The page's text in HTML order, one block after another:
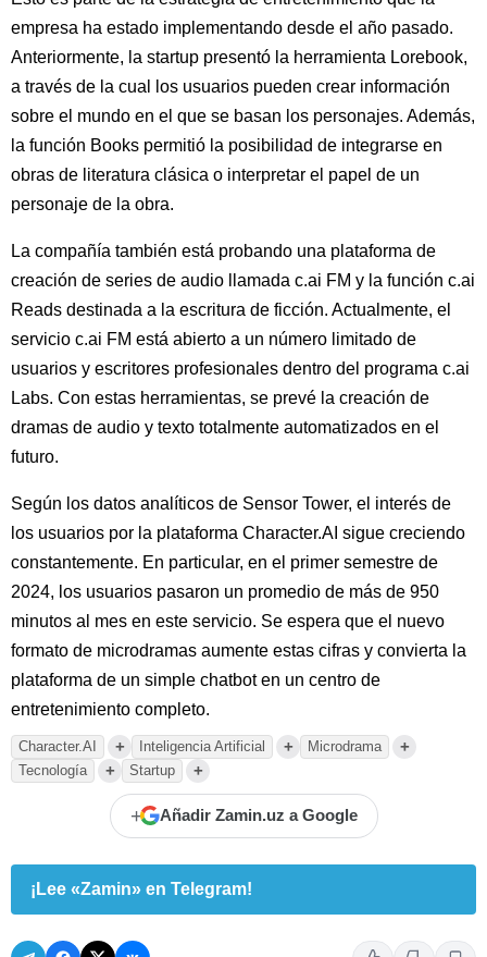
empresa ha estado implementando desde el año pasado.
Anteriormente, la startup presentó la herramienta Lorebook,
a través de la cual los usuarios pueden crear información
sobre el mundo en el que se basan los personajes. Además,
la función Books permitió la posibilidad de integrarse en
obras de literatura clásica o interpretar el papel de un
personaje de la obra.
La compañía también está probando una plataforma de
creación de series de audio llamada c.ai FM y la función c.ai
Reads destinada a la escritura de ficción. Actualmente, el
servicio c.ai FM está abierto a un número limitado de
usuarios y escritores profesionales dentro del programa c.ai
Labs. Con estas herramientas, se prevé la creación de
dramas de audio y texto totalmente automatizados en el
futuro.
Según los datos analíticos de Sensor Tower, el interés de
los usuarios por la plataforma Character.AI sigue creciendo
constantemente. En particular, en el primer semestre de
2024, los usuarios pasaron un promedio de más de 950
minutos al mes en este servicio. Se espera que el nuevo
formato de microdramas aumente estas cifras y convierta la
plataforma de un simple chatbot en un centro de
entretenimiento completo.
Character.AI + Inteligencia Artificial + Microdrama +
Tecnología + Startup +
+ Añadir Zamin.uz a Google
¡Lee «Zamin» en Telegram!